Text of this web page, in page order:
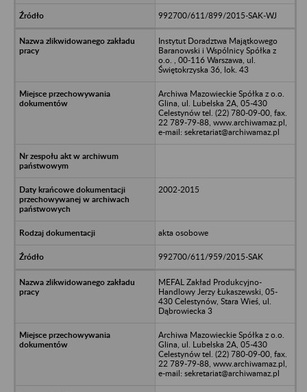
992700/611/899/2015-SAK-WJ
Instytut Doradztwa Majątkowego
Baranowski i Wspólnicy Spółka z
o.o. , 00-116 Warszawa, ul.
Świętokrzyska 36, lok. 43
Archiwa Mazowieckie Spółka z o.o.
Glina, ul. Lubelska 2A, 05-430
Celestynów tel. (22) 780-09-00, fax.
22 789-79-88, www.archiwamaz.pl,
e-mail: sekretariat@archiwamaz.pl
2002-2015
akta osobowe
992700/611/959/2015-SAK
MEFAL Zakład Produkcyjno-
Handlowy Jerzy Łukaszewski, 05-
430 Celestynów, Stara Wieś, ul.
Dąbrowiecka 3
Archiwa Mazowieckie Spółka z o.o.
Glina, ul. Lubelska 2A, 05-430
Celestynów tel. (22) 780-09-00, fax.
22 789-79-88, www.archiwamaz.pl,
e-mail: sekretariat@archiwamaz.pl